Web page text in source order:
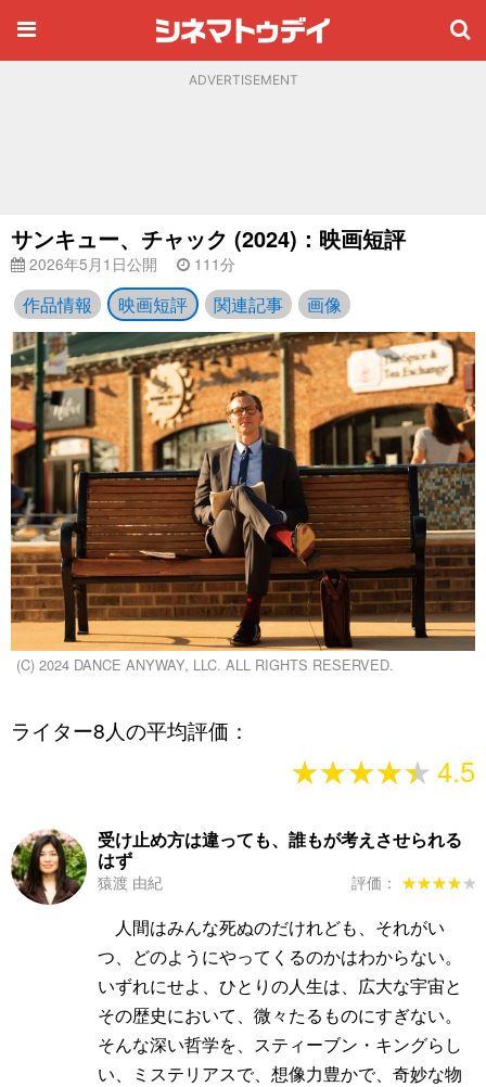
ADVERTISEMENT
サンキュー、チャック (2024)：映画短評
2026年5月1日公開 111分
作品情報 映画短評 関連記事 画像
(C) 2024 DANCE ANYWAY, LLC. ALL RIGHTS RESERVED.
ライター8人の平均評価：
★★★★★
★★★★★4.5
受け止め方は違っても、誰もが考えさせられる
はず
猿渡 由紀 評価： ★★★★★
★★★★★
人間はみんな死ぬのだけれども、それがい
つ、どのようにやってくるのかはわからない。
いずれにせよ、ひとりの人生は、広大な宇宙と
その歴史において、微々たるものにすぎない。
そんな深い哲学を、スティーブン・キングらし
い、ミステリアスで、想像力豊かで、奇妙な物